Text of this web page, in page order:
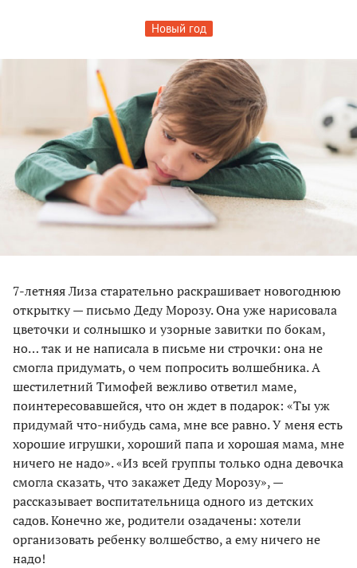
Новый год
7-летняя Лиза старательно раскрашивает новогоднюю
открытку — письмо Деду Морозу. Она уже нарисовала
цветочки и солнышко и узорные завитки по бокам,
но… так и не написала в письме ни строчки: она не
смогла придумать, о чем попросить волшебника. А
шестилетний Тимофей вежливо ответил маме,
поинтересовавшейся, что он ждет в подарок: «Ты уж
придумай что-нибудь сама, мне все равно. У меня есть
хорошие игрушки, хороший папа и хорошая мама, мне
ничего не надо». «Из всей группы только одна девочка
смогла сказать, что закажет Деду Морозу», —
рассказывает воспитательница одного из детских
садов. Конечно же, родители озадачены: хотели
организовать ребенку волшебство, а ему ничего не
надо!